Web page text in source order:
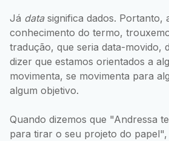
Já datasignifica dados. Portanto,
conhecimento do termo,
tradução, que seria data-movido,
dizer que estamos orientados a
movimenta, se movimenta para
algum objetivo.
Quando dizemos que "Andressa
para tirar o seu projeto do